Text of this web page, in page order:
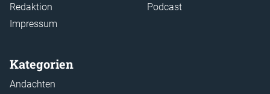
Redaktion
Impressum
Podcast
Kategorien
Andachten